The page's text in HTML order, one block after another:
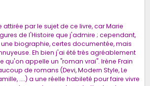
attirée par le sujet de ce livre, car Marie
de l'Histoire que j'admire ; cependant,
biographie, certes documentée, mais
Eh bien j'ai été très agréablement
qu'on appelle un "roman vrai". Irène Frain
de romans (Devi, Modern Style, Le
....) a une réelle habileté pour faire vivre